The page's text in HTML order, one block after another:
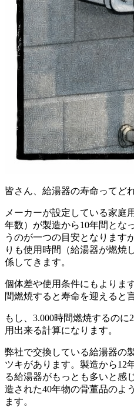
皆さん、給湯器の寿命ってど
メーカーが設定している家庭
年数）が製造から10年間とな
うのが一つの目安となります
りも使用時間（給湯器が燃焼
係してきます。
個体差や使用条件にもよりま
間燃焼すると寿命を迎えると
もし、3.000時間燃焼するの
用出来る計算になります。
弊社で交換している給湯器の
ツキがあります。製造から12
る給湯器がもっとも多いと感
造された40年物の骨董品のよ
ます。